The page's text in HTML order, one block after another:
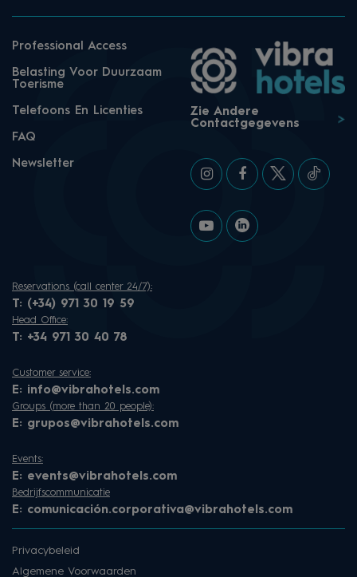
Professional Access
Belasting Voor Duurzaam
Toerisme
Telefoons En Licenties
FAQ
Newsletter
Zie Andere
Contactgegevens
Reservations (call center 24/7):
T: (+34) 971 30 19 59
Head Office:
T: +34 971 30 40 78
Customer service:
E: info@vibrahotels.com
Groups (more than 20 people):
E: grupos@vibrahotels.com
Events:
E: events@vibrahotels.com
Bedrijfscommunicatie
E: comunicación.corporativa@vibrahotels.com
Privacybeleid
Algemene Voorwaarden